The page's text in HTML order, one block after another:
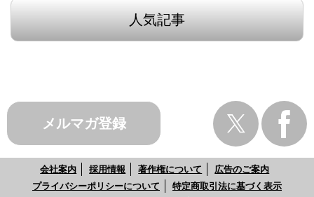
人気記事
メルマガ登録
会社案内 採用情報 著作権について
広告のご案内
プライバシーポリシーについて
特定商取引法に基づく表示